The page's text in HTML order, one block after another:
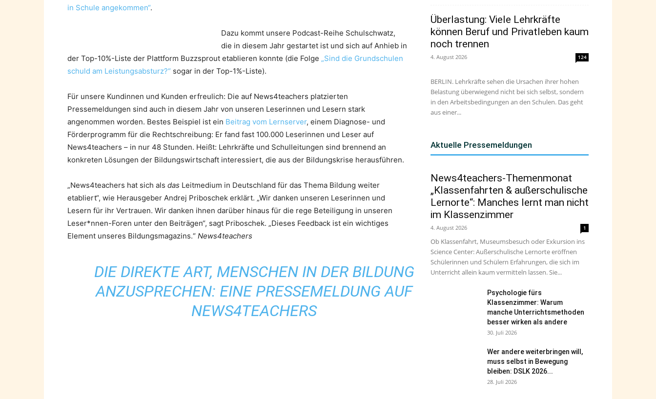
in Schule angekommen“.
Dazu kommt unsere Podcast-Reihe Schulschwatz,
die in diesem Jahr gestartet ist und sich auf Anhieb in
der Top-10%-Liste der Plattform Buzzsprout etablieren konnte (die Folge „Sind die Grundschulen
schuld am Leistungsabsturz?“ sogar in der Top-1%-Liste).
Für unsere Kundinnen und Kunden erfreulich: Die auf News4teachers platzierten
Pressemeldungen sind auch in diesem Jahr von unseren Leserinnen und Lesern stark
angenommen worden. Bestes Beispiel ist ein Beitrag vom Lernserver, einem Diagnose- und
Förderprogramm für die Rechtschreibung: Er fand fast 100.000 Leserinnen und Leser auf
News4teachers – in nur 48 Stunden. Heißt: Lehrkräfte und Schulleitungen sind brennend an
konkreten Lösungen der Bildungswirtschaft interessiert, die aus der Bildungskrise herausführen.
„News4teachers hat sich als das Leitmedium in Deutschland für das Thema Bildung weiter
etabliert“, wie Herausgeber Andrej Priboschek erklärt. „Wir danken unseren Leserinnen und
Lesern für ihr Vertrauen. Wir danken ihnen darüber hinaus für die rege Beteiligung in unseren
Leser*nnen-Foren unter den Beiträgen“, sagt Priboschek. „Dieses Feedback ist ein wichtiges
Element unseres Bildungsmagazins.“ News4teachers
DIE DIREKTE ART, MENSCHEN IN DER BILDUNG
ANZUSPRECHEN: EINE PRESSEMELDUNG AUF
NEWS4TEACHERS
Überlastung: Viele Lehrkräfte
können Beruf und Privatleben kaum
noch trennen
4. August 2026 124
BERLIN. Lehrkräfte sehen die Ursachen ihrer hohen
Belastung überwiegend nicht bei sich selbst, sondern
in den Arbeitsbedingungen an den Schulen. Das geht
aus einer...
Aktuelle Pressemeldungen
News4teachers-Themenmonat
„Klassenfahrten & außerschulische
Lernorte“: Manches lernt man nicht
im Klassenzimmer
4. August 2026 1
Ob Klassenfahrt, Museumsbesuch oder Exkursion ins
Science Center: Außerschulische Lernorte eröffnen
Schülerinnen und Schülern Erfahrungen, die sich im
Unterricht allein kaum vermitteln lassen. Sie...
Psychologie fürs
Klassenzimmer: Warum
manche Unterrichtsmethoden
besser wirken als andere
30. Juli 2026
Wer andere weiterbringen will,
muss selbst in Bewegung
bleiben: DSLK 2026...
28. Juli 2026